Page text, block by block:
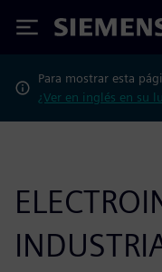
Siemens
Para mostrar esta
¿Ver en inglés en su